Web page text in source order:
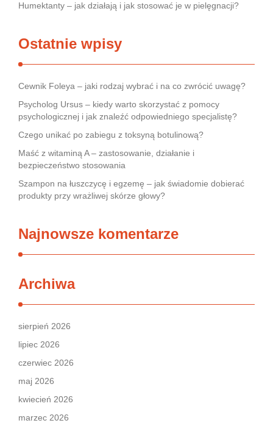
Humektanty – jak działają i jak stosować je w pielęgnacji?
Ostatnie wpisy
Cewnik Foleya – jaki rodzaj wybrać i na co zwrócić uwagę?
Psycholog Ursus – kiedy warto skorzystać z pomocy
psychologicznej i jak znaleźć odpowiedniego specjalistę?
Czego unikać po zabiegu z toksyną botulinową?
Maść z witaminą A – zastosowanie, działanie i
bezpieczeństwo stosowania
Szampon na łuszczycę i egzemę – jak świadomie dobierać
produkty przy wrażliwej skórze głowy?
Najnowsze komentarze
Archiwa
sierpień 2026
lipiec 2026
czerwiec 2026
maj 2026
kwiecień 2026
marzec 2026